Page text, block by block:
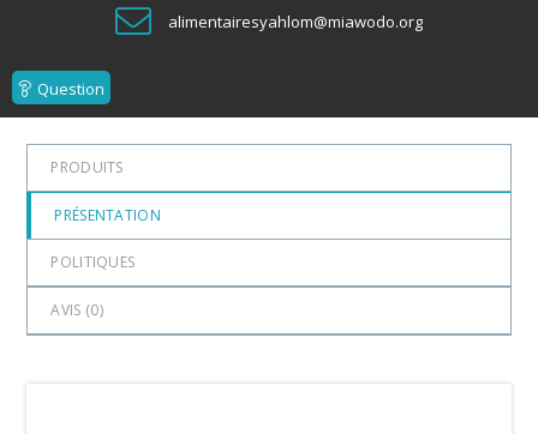
alimentairesyahlom@miawodo.org
Question
PRODUITS
PRÉSENTATION
POLITIQUES
AVIS (0)